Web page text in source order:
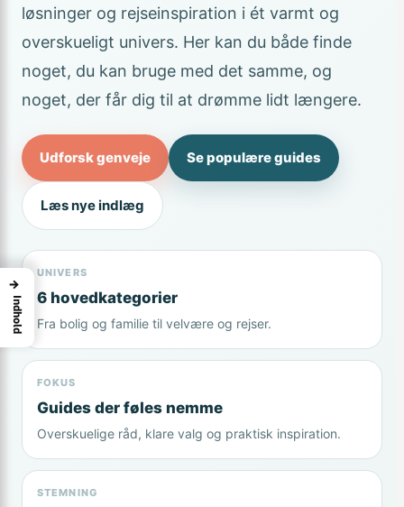
løsninger og rejseinspiration i ét varmt og
overskueligt univers. Her kan du både finde
noget, du kan bruge med det samme, og
noget, der får dig til at drømme lidt længere.
Udforsk genveje Se populære guides
Læs nye indlæg
UNIVERS
6 hovedkategorier
Fra bolig og familie til velvære og rejser.
FOKUS
Guides der føles nemme
Overskuelige råd, klare valg og praktisk inspiration.
STEMNING
→
Indhold